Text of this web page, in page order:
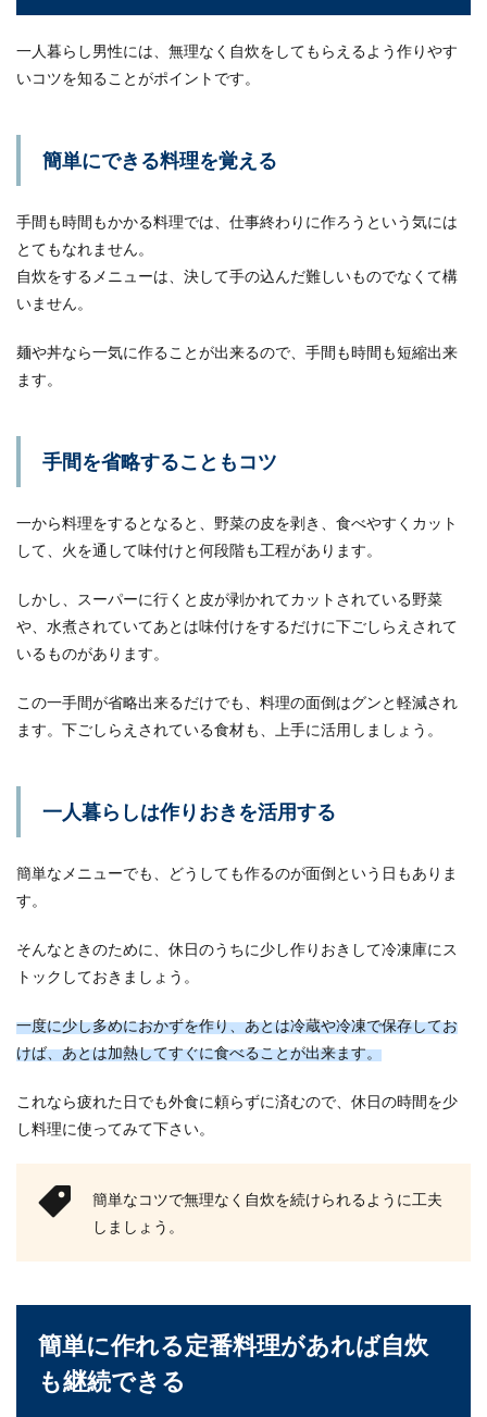
一人暮らし男性には、無理なく自炊をしてもらえるよう作りやす
いコツを知ることがポイントです。
簡単にできる料理を覚える
手間も時間もかかる料理では、仕事終わりに作ろうという気には
とてもなれません。
自炊をするメニューは、決して手の込んだ難しいものでなくて構
いません。
麺や丼なら一気に作ることが出来るので、手間も時間も短縮出来
ます。
手間を省略することもコツ
一から料理をするとなると、野菜の皮を剥き、食べやすくカット
して、火を通して味付けと何段階も工程があります。
しかし、スーパーに行くと皮が剥かれてカットされている野菜
や、水煮されていてあとは味付けをするだけに下ごしらえされて
いるものがあります。
この一手間が省略出来るだけでも、料理の面倒はグンと軽減され
ます。下ごしらえされている食材も、上手に活用しましょう。
一人暮らしは作りおきを活用する
簡単なメニューでも、どうしても作るのが面倒という日もありま
す。
そんなときのために、休日のうちに少し作りおきして冷凍庫にス
トックしておきましょう。
一度に少し多めにおかずを作り、あとは冷蔵や冷凍で保存してお
けば、あとは加熱してすぐに食べることが出来ます。
これなら疲れた日でも外食に頼らずに済むので、休日の時間を少
し料理に使ってみて下さい。
簡単なコツで無理なく自炊を続けられるように工夫
しましょう。
簡単に作れる定番料理があれば自炊
も継続できる